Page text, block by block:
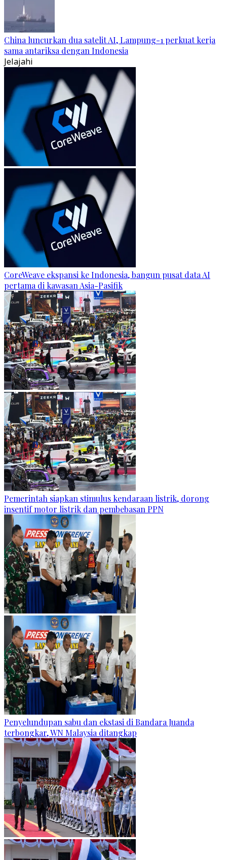
China luncurkan dua satelit AI, Lampung-1 perkuat kerja
sama antariksa dengan Indonesia
Jelajahi
CoreWeave ekspansi ke Indonesia, bangun pusat data AI
pertama di kawasan Asia-Pasifik
Pemerintah siapkan stimulus kendaraan listrik, dorong
insentif motor listrik dan pembebasan PPN
Penyelundupan sabu dan ekstasi di Bandara Juanda
terbongkar, WN Malaysia ditangkap